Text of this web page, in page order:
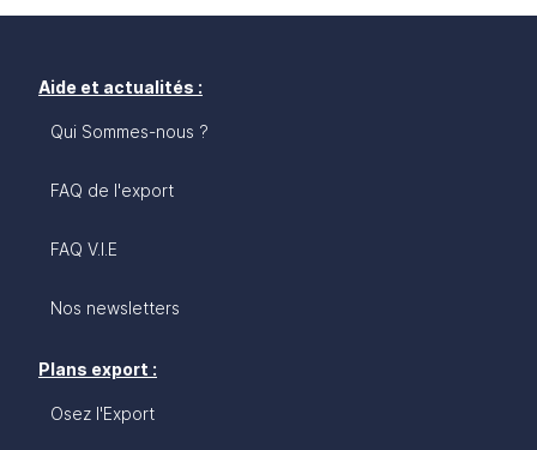
Aide et actualités :
Qui Sommes-nous ?
FAQ de l'export
FAQ V.I.E
Nos newsletters
Plans export :
Osez l'Export